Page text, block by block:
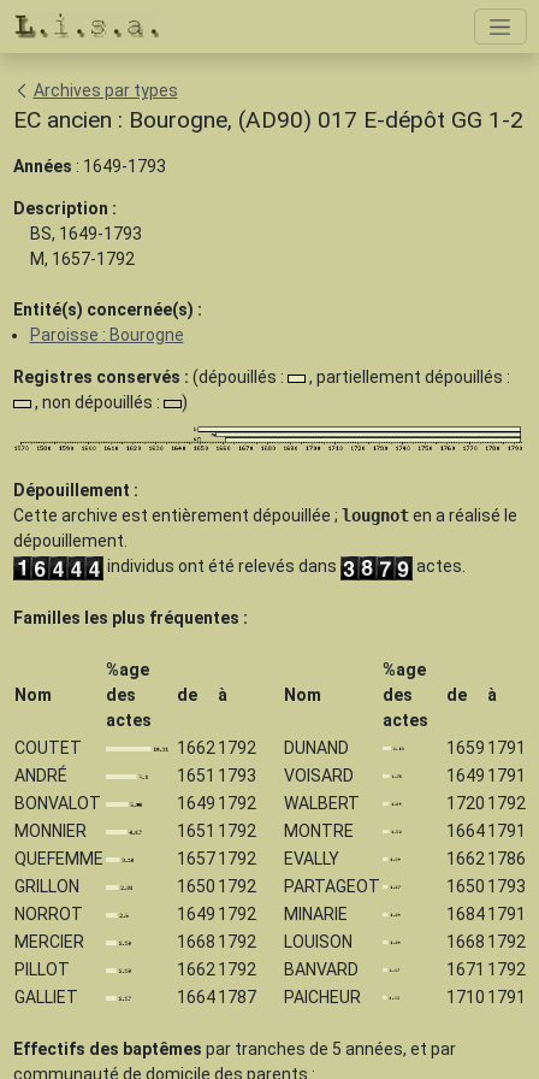
Archives par types
EC ancien : Bourogne, (AD90) 017 E-dépôt GG 1-2
Années : 1649-1793
Description :
BS, 1649-1793
M, 1657-1792
Entité(s) concernée(s) :
Paroisse : Bourogne
Registres conservés : (dépouillés :
, partiellement dépouillés :
, non dépouillés :
)
Dépouillement :
Cette archive est entièrement dépouillée ; lougnoten a réalisé le
dépouillement.
individus ont été relevés dans
actes.
Familles les plus fréquentes :
Nom
%age
des
actes
de à
COUTET 1662 1792
ANDRÉ
1651 1793
BONVALOT
1649 1792
MONNIER
1651 1792
QUEFEMME
1657 1792
GRILLON
1650 1792
NORROT
1649 1792
MERCIER
1668 1792
PILLOT
1662 1792
GALLIET
1664 1787
Nom
%age
des
actes
de à
DUNAND 1659 1791
VOISARD
1649 1791
WALBERT
1720 1792
MONTRE
1664 1791
EVALLY
1662 1786
PARTAGEOT
1650 1793
MINARIE
1684 1791
LOUISON
1668 1792
BANVARD
1671 1792
PAICHEUR
1710 1791
Effectifs des baptêmes par tranches de 5 années, et par
communauté de domicile des parents :